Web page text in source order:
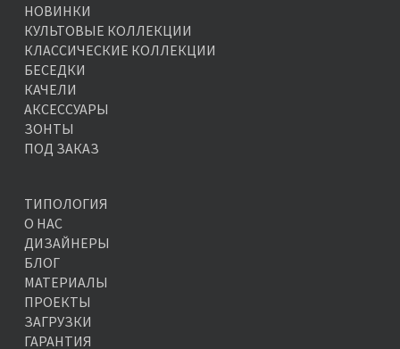
НОВИНКИ
КУЛЬТОВЫЕ КОЛЛЕКЦИИ
КЛАССИЧЕСКИЕ КОЛЛЕКЦИИ
БЕСЕДКИ
КАЧЕЛИ
АКСЕССУАРЫ
ЗОНТЫ
ПОД ЗАКАЗ
ТИПОЛОГИЯ
О НАС
ДИЗАЙНЕРЫ
БЛОГ
МАТЕРИАЛЫ
ПРОЕКТЫ
ЗАГРУЗКИ
ГАРАНТИЯ